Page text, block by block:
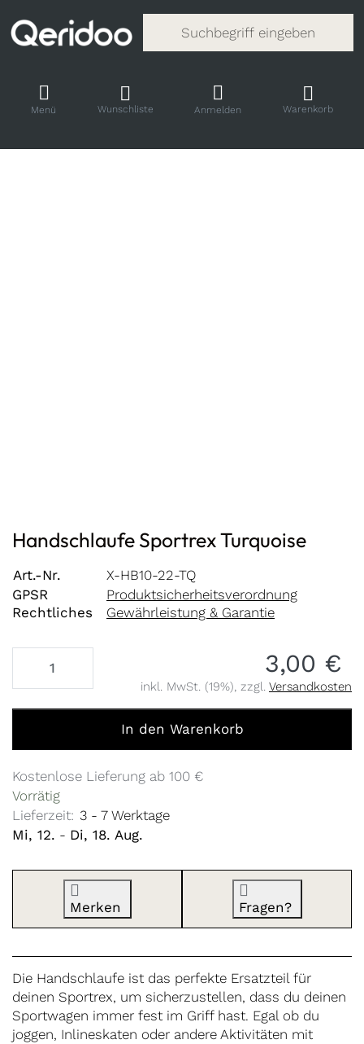
Menü Wunschliste Anmelden Warenkorb
Handschlaufe Sportrex Turquoise
Art.-Nr.
X-HB10-22-TQ
GPSR
Produktsicherheitsverordnung
Rechtliches
Gewährleistung & Garantie
3,00 €
inkl. MwSt. (19%), zzgl. Versandkosten
In den Warenkorb
Kostenlose Lieferung ab 100 €
Vorrätig
Lieferzeit: 3 - 7 Werktage
Mi, 12. - Di, 18. Aug.
Merken Fragen?
Die Handschlaufe ist das perfekte Ersatzteil für
deinen Sportrex, um sicherzustellen, dass du deinen
Sportwagen immer fest im Griff hast. Egal ob du
joggen, Inlineskaten oder andere Aktivitäten mit